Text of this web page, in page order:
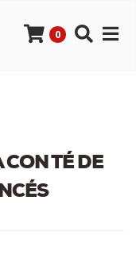
0
TÉ DE